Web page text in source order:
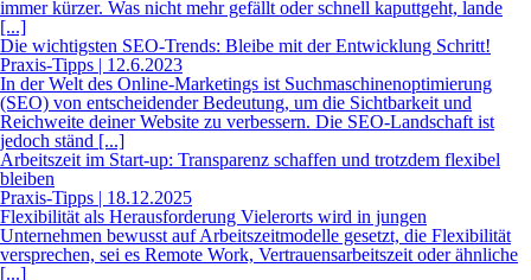
immer kürzer. Was nicht mehr gefällt oder schnell kaputtgeht, lande
[...]
Die wichtigsten SEO-Trends: Bleibe mit der Entwicklung Schritt!
Praxis-Tipps | 12.6.2023
In der Welt des Online-Marketings ist Suchmaschinenoptimierung
(SEO) von entscheidender Bedeutung, um die Sichtbarkeit und
Reichweite deiner Website zu verbessern. Die SEO-Landschaft ist
jedoch ständ [...]
Arbeitszeit im Start-up: Transparenz schaffen und trotzdem flexibel
bleiben
Praxis-Tipps | 18.12.2025
Flexibilität als Herausforderung Vielerorts wird in jungen
Unternehmen bewusst auf Arbeitszeitmodelle gesetzt, die Flexibilität
versprechen, sei es Remote Work, Vertrauensarbeitszeit oder ähnliche
[...]